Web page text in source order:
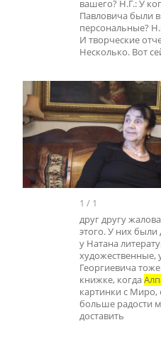
вашего? Н.Г.: У
Павловича были
персональные?
И творческие
Несколько. Вот
1 / 1
друг другу
этого. У них были
у Натана
художественные,
Георгиевича
книжке, когда
картинки с Миро,
больше радости
доставить